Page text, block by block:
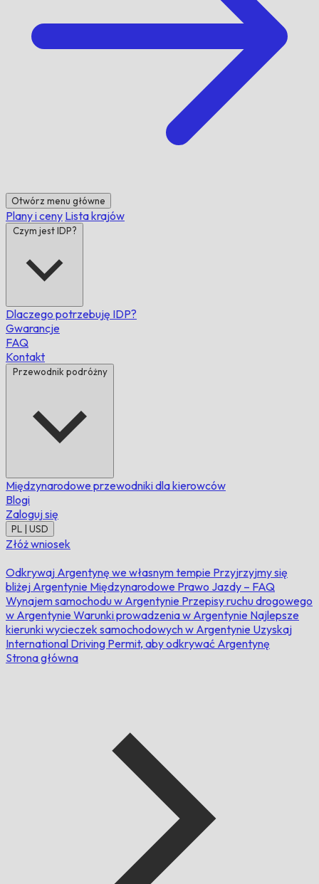
Otwórz menu główne
Plany i ceny Lista krajów
Czym jest IDP?
Dlaczego potrzebuję IDP?
Gwarancje
FAQ
Kontakt
Przewodnik podróżny
Międzynarodowe przewodniki dla kierowców
Blogi
Zaloguj się
PL | USD
Złóż wniosek
Odkrywaj Argentynę we własnym tempie Przyjrzyjmy się
bliżej Argentynie Międzynarodowe Prawo Jazdy – FAQ
Wynajem samochodu w Argentynie Przepisy ruchu drogowego
w Argentynie Warunki prowadzenia w Argentynie Najlepsze
kierunki wycieczek samochodowych w Argentynie Uzyskaj
International Driving Permit, aby odkrywać Argentynę
Strona główna